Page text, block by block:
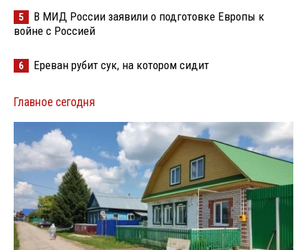
5
В МИД России заявили о подготовке Европы к
войне с Россией
6 Ереван рубит сук, на котором сидит
Главное сегодня